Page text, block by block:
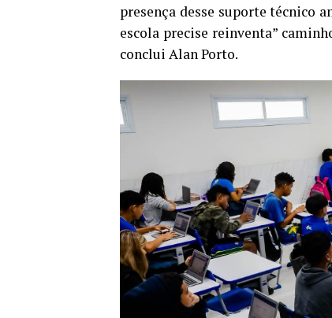
presença desse suporte técnico
escola precise reinventa”
conclui Alan Porto.